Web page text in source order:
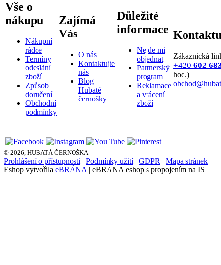
Vše o
nákupu
Nákupní
rádce
Termíny
odeslání
zboží
Způsob
doručení
Obchodní
podmínky
Zajímá
Vás
O nás
Kontaktujte
nás
Blog
Hubaté
černošky
Důležité
informace
Nejde mi
objednat
Partnerský
program
Reklamace
a vrácení
zboží
Zákaznická
+420 602
hod.)
© 2026, HUBATÁ ČERNOŠKA
Prohlášení o přístupnosti | Podmínky užití | GDPR | Mapa stránek
Eshop vytvořila eBRÁNA | eBRÁNA eshop s propojením na IS